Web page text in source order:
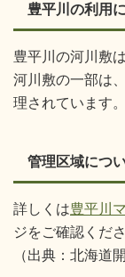
豊平川の利用
豊平川の河川敷
河川敷の一部は
理されています。
管理区域につ
詳しくは豊平川
ジをご確認くださ
（出典：北海道